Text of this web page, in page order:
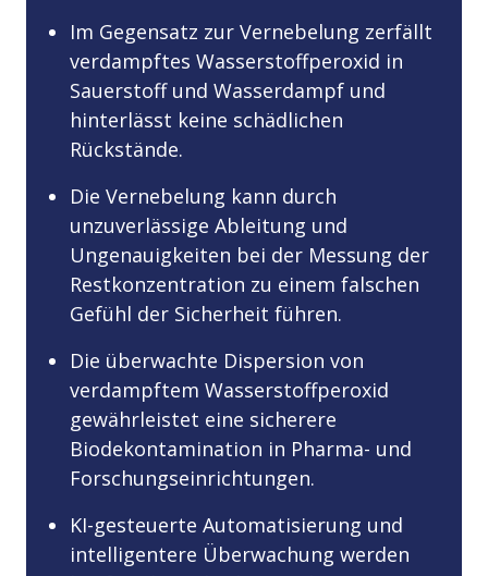
Im Gegensatz zur Vernebelung zerfällt
verdampftes Wasserstoffperoxid in
Sauerstoff und Wasserdampf und
hinterlässt keine schädlichen
Rückstände.
Die Vernebelung kann durch
unzuverlässige Ableitung und
Ungenauigkeiten bei der Messung der
Restkonzentration zu einem falschen
Gefühl der Sicherheit führen.
Die überwachte Dispersion von
verdampftem Wasserstoffperoxid
gewährleistet eine sicherere
Biodekontamination in Pharma- und
Forschungseinrichtungen.
KI-gesteuerte Automatisierung und
intelligentere Überwachung werden